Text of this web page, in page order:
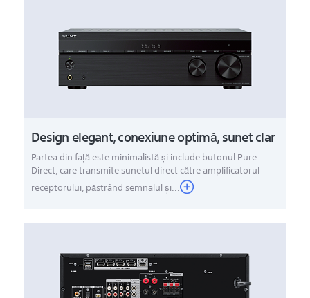
Design elegant, conexiune optimă, sunet clar
Partea din faţă este minimalistă şi include butonul Pure
Direct, care transmite sunetul direct către amplificatorul
receptorului, păstrând semnalul şi...